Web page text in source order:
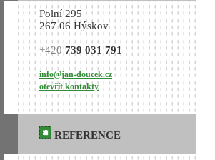
Polní 295
267 06 Hýskov
+420 739 031 791
info@jan-doucek.cz
otevřít kontakty
REFERENCE